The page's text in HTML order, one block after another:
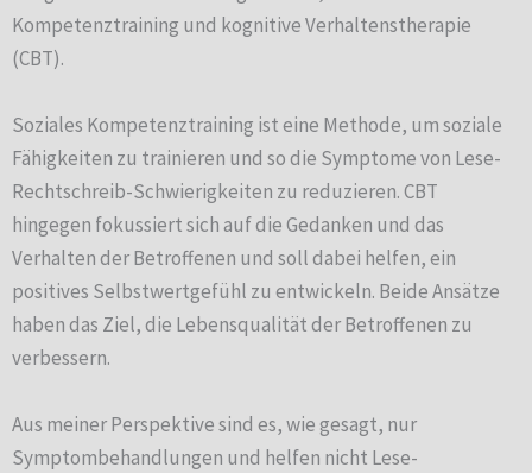
Kompetenztraining und kognitive Verhaltenstherapie
(CBT).
Soziales Kompetenztraining ist eine Methode, um soziale
Fähigkeiten zu trainieren und so die Symptome von Lese-
Rechtschreib-Schwierigkeiten zu reduzieren. CBT
hingegen fokussiert sich auf die Gedanken und das
Verhalten der Betroffenen und soll dabei helfen, ein
positives Selbstwertgefühl zu entwickeln. Beide Ansätze
haben das Ziel, die Lebensqualität der Betroffenen zu
verbessern.
Aus meiner Perspektive sind es, wie gesagt, nur
Symptombehandlungen und helfen nicht Lese-